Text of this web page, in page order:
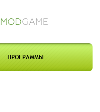
MODGAME
ПРОГРАММЫ